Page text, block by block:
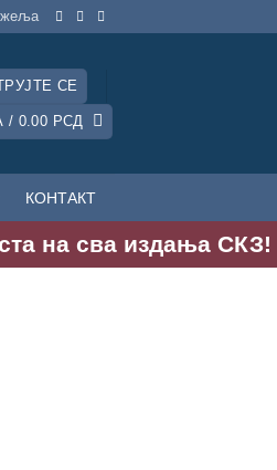
жеља
СЕ
/ 0.00 РСД
КОНТАКТ
сва издања СКЗ!